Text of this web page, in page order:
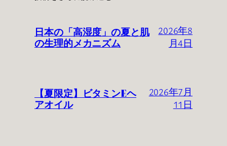
日本の「高湿度」の夏と肌
の生理的メカニズム
2026年8
月4日
【夏限定】ビタミンEヘ
アオイル
2026年7月
11日